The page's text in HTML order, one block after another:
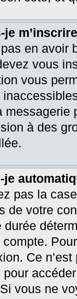
en avoir
vous
vous
à des
pas la
de votre
Ce
vous ne